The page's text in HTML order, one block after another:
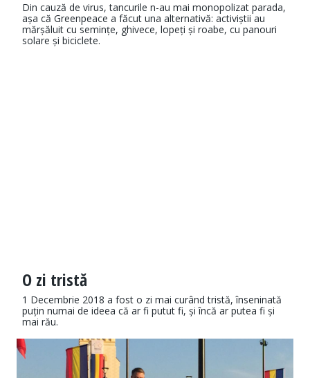
Din cauză de virus, tancurile n-au mai monopolizat parada,
așa că Greenpeace a făcut una alternativă: activiștii au
mărșăluit cu semințe, ghivece, lopeți și roabe, cu panouri
solare și biciclete.
O zi tristă
1 Decembrie 2018 a fost o zi mai curând tristă, înseninată
puțin numai de ideea că ar fi putut fi, și încă ar putea fi și
mai rău.